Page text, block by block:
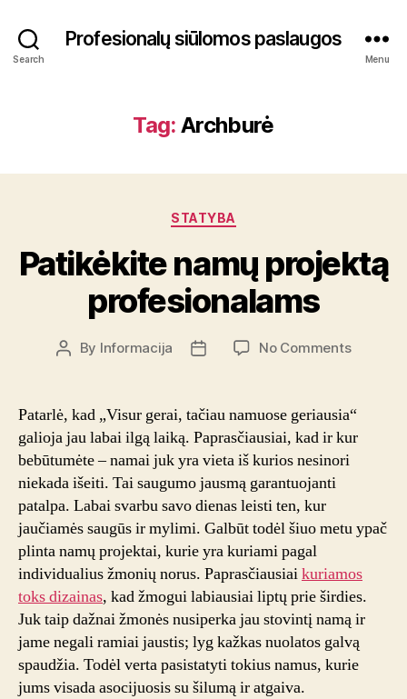
Search
Profesionalų siūlomos paslaugos
Menu
Tag: Archburė
Categories
STATYBA
Patikėkite namų projektą
profesionalams
Post
By Informacija
Post
No Commentson
projektą
Patarlė, kad „Visur gerai, tačiau namuose geriausia“
galioja jau labai ilgą laiką. Paprasčiausiai, kad ir kur
bebūtumėte – namai juk yra vieta iš kurios nesinori
niekada išeiti. Tai saugumo jausmą garantuojanti
patalpa. Labai svarbu savo dienas leisti ten, kur
jaučiamės saugūs ir mylimi. Galbūt todėl šiuo metu ypač
plinta namų projektai, kurie yra kuriami pagal
individualius žmonių norus. Paprasčiausiaikuriamos
toks dizainas, kad žmogui labiausiai liptų prie širdies.
Juk taip dažnai žmonės nusiperka jau stovintį namą ir
jame negali ramiai jaustis; lyg kažkas nuolatos galvą
spaudžia. Todėl verta pasistatyti tokius namus, kurie
jums visada asocijuosis su šilumą ir atgaiva.